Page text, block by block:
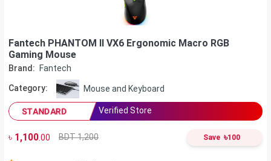
Fantech PHANTOM II VX6 Ergonomic Macro RGB
Gaming Mouse
Brand: Fantech
Category: Mouse and Keyboard
STANDARD Verified Store
৳ 1,100.00 BDT 1,200 Save ৳100